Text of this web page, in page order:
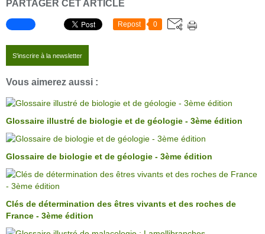
PARTAGER CET ARTICLE
Repost 0
S'inscrire à la newsletter
Vous aimerez aussi :
Glossaire illustré de biologie et de géologie - 3ème édition
Glossaire de biologie et de géologie - 3ème édition
Clés de détermination des êtres vivants et des roches de
France - 3ème édition